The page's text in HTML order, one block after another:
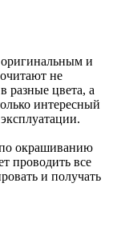
оригинальным и
не
разные цвета, а
интересный
по окрашиванию
проводить все
и получать